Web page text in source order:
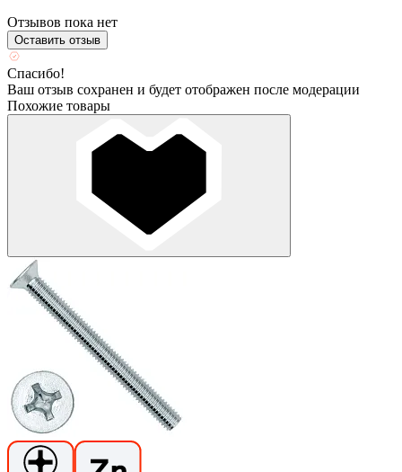
Отзывов пока нет
Оставить отзыв
Спасибо!
Ваш отзыв сохранен и будет отображен после модерации
Похожие товары